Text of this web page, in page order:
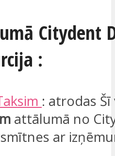
Citydent
:
: atrodas
attālumā no
ar